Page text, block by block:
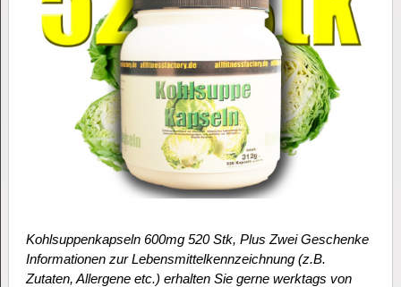
Kohlsuppenkapseln 600mg 520 Stk, Plus Zwei Geschenke
Informationen zur Lebensmittelkennzeichnung (z.B.
Zutaten, Allergene etc.) erhalten Sie gerne werktags von